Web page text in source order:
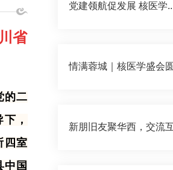
省
的二
，
四室
中国
党建领航促发展 核医学
情满蓉城｜核医学盛会
新朋旧友聚华西，交流